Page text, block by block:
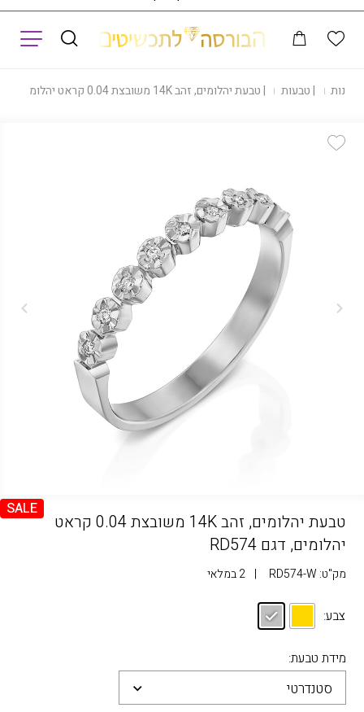
חנות |טבעות |טבעת יהלומים, זהב 14K משובצת 0.04 קראט יהלומים, דגם RD574
SALE
טבעת יהלומים, זהב 14K משובצת 0.04 קראט
יהלומים, דגם RD574
מק"ט: RD574-W
| 2 במלאי
צבע:
מידת טבעת:
סטנדרטי